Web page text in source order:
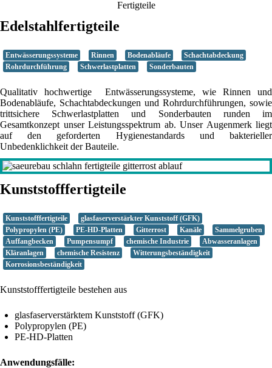
Fertigteile
Edelstahlfertigteile
Entwässerungssysteme Rinnen Bodenabläufe
Schachtabdeckung
Rohrdurchführung
Schwerlastplatten Sonderbauten
Qualitativ hochwertige Entwässerungssysteme, wie Rinnen und
Bodenabläufe, Schachtabdeckungen und Rohrdurchführungen, sowie
trittsichere Schwerlastplatten und Sonderbauten runden im
Gesamtkonzept unser Leistungsspektrum ab. Unser Augenmerk liegt
auf den geforderten Hygienestandards und bakterieller
Unbedenklichkeit der Bauteile.
Kunststofffertigteile
Kunststofffertigteile
glasfaserverstärkter Kunststoff (GFK)
Polypropylen (PE)
PE-HD-Platten Gitterrost Kanäle
Sammelgruben
Auffangbecken
Pumpensumpf chemische Industrie
Abwasseranlagen
Kläranlagen
chemische Resistenz
Witterungsbeständigkeit
Korrosionsbeständigkeit
Kunststofffertigteile bestehen aus
glasfaserverstärktem Kunststoff (GFK)
Polypropylen (PE)
PE-HD-Platten
Anwendungsfälle: